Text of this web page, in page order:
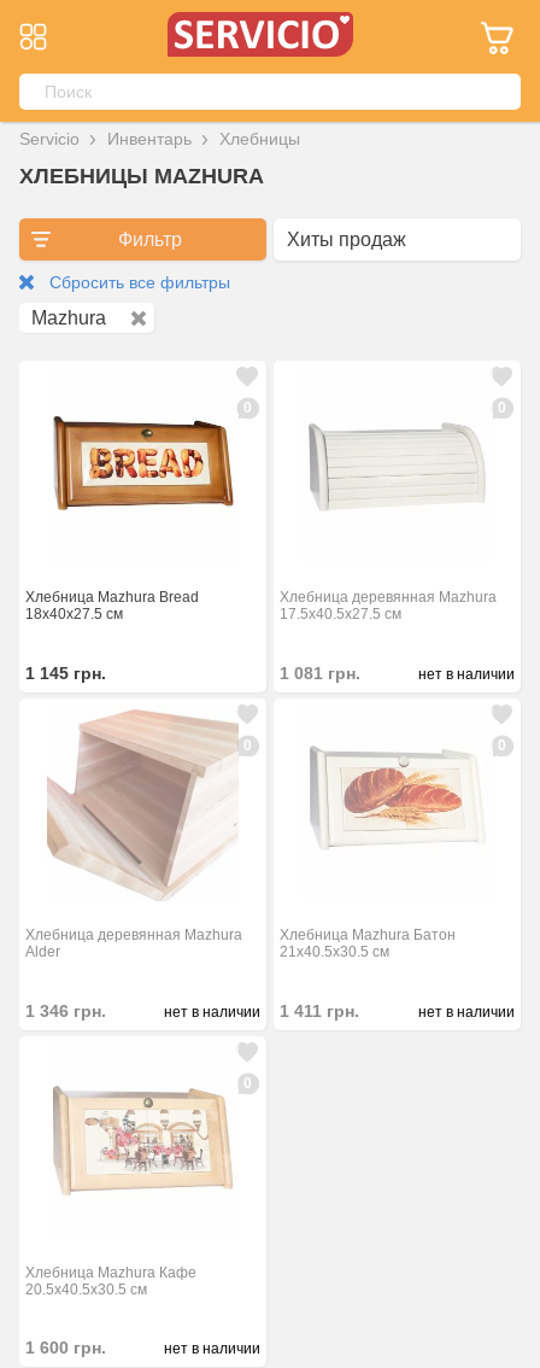
Servicio Инвентарь Хлебницы
ХЛЕБНИЦЫ MAZHURA
Фильтр
Сбросить все фильтры
Mazhura
0
Хлебница Mazhura Bread
18x40x27.5 см
1 145 грн.
0
Хлебница деревянная Mazhura
17.5x40.5x27.5 см
1 081 грн. нет в наличии
0
Хлебница деревянная Mazhura
Alder
1 346 грн. нет в наличии
0
Хлебница Mazhura Батон
21x40.5x30.5 см
1 411 грн. нет в наличии
0
Хлебница Mazhura Кафе
20.5x40.5x30.5 см
1 600 грн. нет в наличии